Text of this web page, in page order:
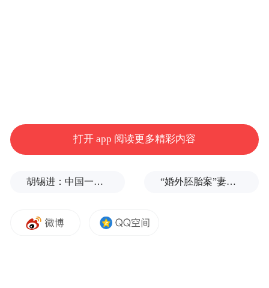
打开 app 阅读更多精彩内容
胡锡进：中国一天怒回五拳，中美最新较量会走多远？ “婚外胚胎案”妻子：患病期间男方疑似多次有外遇，第三者经营的茶馆距自己家步行仅15分钟